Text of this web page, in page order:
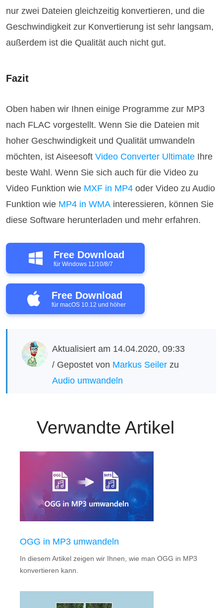
nur zwei Dateien gleichzeitig konvertieren, und die
Geschwindigkeit zur Konvertierung ist sehr langsam,
außerdem ist die Qualität auch nicht gut.
Fazit
Oben haben wir Ihnen einige Programme zur MP3
nach FLAC vorgestellt. Wenn Sie die Dateien mit
hoher Geschwindigkeit und Qualität umwandeln
möchten, ist AiseesoftVideo Converter Ultimate Ihre
beste Wahl. Wenn Sie sich auch für die Video zu
Video Funktion wie MXF in MP4 oder Video zu Audio
Funktion wie MP4 in WMA interessieren, können Sie
diese Software herunterladen und mehr erfahren.
Free Download
für Windows 11/10/8/7
Free Download
für macOS 10.12 und höher
Aktualisiert am 14.04.2020, 09:33
/ Gepostet von Markus Seiler zu
Audio umwandeln
Verwandte Artikel
OGG in MP3 umwandeln
In diesem Artikel zeigen wir Ihnen, wie man OGG in MP3
konvertieren kann.